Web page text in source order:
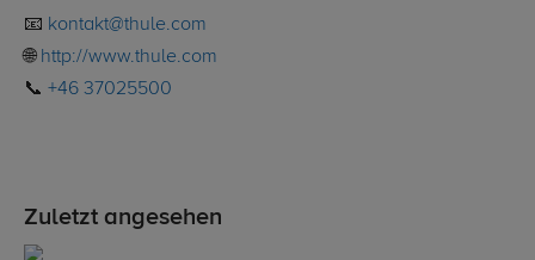
📧 kontakt@thule.com
🌐 http://www.thule.com
📞 +46 37025500
Zuletzt angesehen